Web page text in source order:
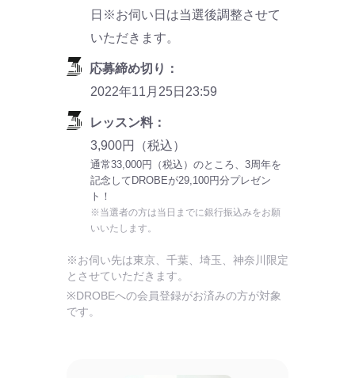
日※お伺い日は当選後調整させて
いただきます。
応募締め切り：
2022年11月25日23:59
レッスン料：
3,900円（税込）
通常33,000円（税込）のところ、3周年を
記念してDROBEが29,100円分プレゼン
ト！
※当選者の方は当日までに銀行振込みをお願
いいたします。
※お伺い先は東京、千葉、埼玉、神奈川限定
とさせていただきます。
※DROBEへの会員登録がお済みの方が対象
です。